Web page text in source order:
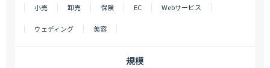
小売 卸売 保険 EC Webサービス
ウェディング 美容
規模